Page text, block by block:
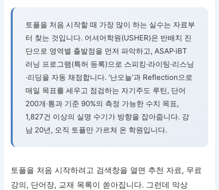
토플을 처음 시작할 때 가장 많이 하는 실수는 자료부
터 찾는 것입니다. 어셔어학원(USHER)은 반배치 진
단으로 영역별 출발점을 먼저 파악하고, ASAP·iBT
러닝 프로그램(특허 등록)으로 스피킹·라이팅·리스닝
·리딩을 자동 채점합니다. ‘난오늘’과 Reflection으로
매일 목표를 세우고 점검하는 자기주도 루틴, 단어
200개·통과 기준 90%의 측정 가능한 수치 목표,
1,827건 이상의 실명 수기가 방향을 잡아줍니다. 강
남 20년, 오직 토플만 가르쳐 온 학원입니다.
토플을 처음 시작하려고 검색창을 열면 추천 자료, 무료
강의, 단어장, 교재 목록이 쏟아집니다. 그런데 막상